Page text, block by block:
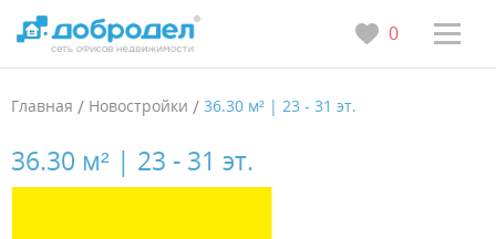
0
Главная / Новостройки / 36.30 м² | 23 - 31 эт.
36.30 м² | 23 - 31 эт.